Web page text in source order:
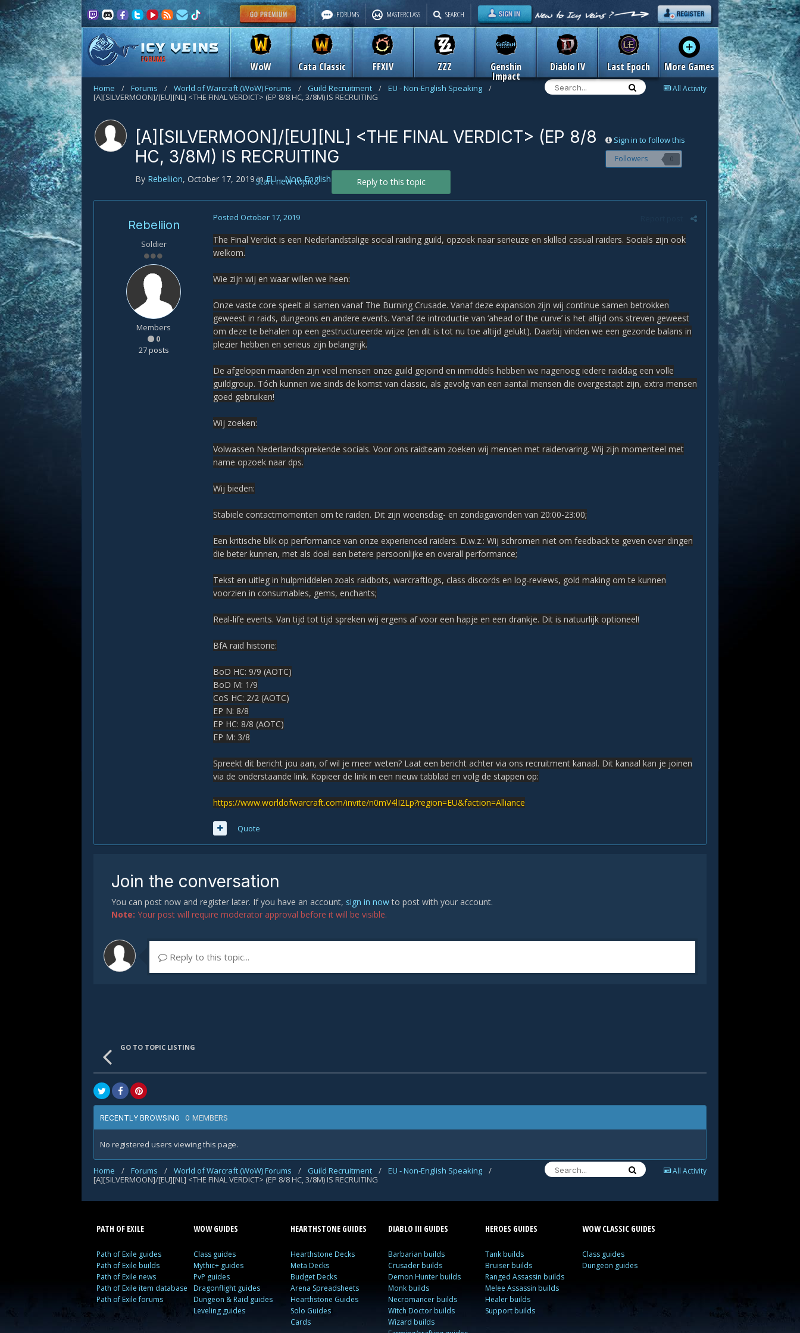
FORUMS
WoW Cata Classic FFXIV ZZZ Genshin
Impact
Diablo IV Last Epoch More Games
FORUMS MASTERCLASS SEARCH
All Activity
Home / Forums / World of Warcraft (WoW) Forums / Guild Recruitment / EU - Non-English Speaking
/
[A][SILVERMOON]/[EU][NL] <THE FINAL VERDICT> (EP 8/8 HC, 3/8M) IS RECRUITING
Sign in to follow this
Followers 0
[A][SILVERMOON]/[EU][NL] <THE FINAL VERDICT> (EP 8/8
HC, 3/8M) IS RECRUITING
By Rebeliion, October 17, 2019inEU - Non-English SpeakingReply to this topic
Start new topic
Rebeliion
Soldier
Members
0
27 posts
Posted October 17, 2019
The Final Verdict is een Nederlandstalige social raiding guild, opzoek naar serieuze en skilled casual raiders. Socials zijn ook
welkom.
Wie zijn wij en waar willen we heen:
Onze vaste core speelt al samen vanaf The Burning Crusade. Vanaf deze expansion zijn wij continue samen betrokken
geweest in raids, dungeons en andere events. Vanaf de introductie van ‘ahead of the curve’ is het altijd ons streven geweest
om deze te behalen op een gestructureerde wijze (en dit is tot nu toe altijd gelukt). Daarbij vinden we een gezonde balans in
plezier hebben en serieus zijn belangrijk.
De afgelopen maanden zijn veel mensen onze guild gejoind en inmiddels hebben we nagenoeg iedere raiddag een volle
guildgroup. Tóch kunnen we sinds de komst van classic, als gevolg van een aantal mensen die overgestapt zijn, extra mensen
goed gebruiken!
Wij zoeken:
Volwassen Nederlandssprekende socials. Voor ons raidteam zoeken wij mensen met raidervaring. Wij zijn momenteel met
name opzoek naar dps.
Wij bieden:
Stabiele contactmomenten om te raiden. Dit zijn woensdag- en zondagavonden van 20:00-23:00;
Een kritische blik op performance van onze experienced raiders. D.w.z.: Wij schromen niet om feedback te geven over dingen
die beter kunnen, met als doel een betere persoonlijke en overall performance;
Tekst en uitleg in hulpmiddelen zoals raidbots, warcraftlogs, class discords en log-reviews, gold making om te kunnen
voorzien in consumables, gems, enchants;
Real-life events. Van tijd tot tijd spreken wij ergens af voor een hapje en een drankje. Dit is natuurlijk optioneel!
BfA raid historie:
BoD HC: 9/9 (AOTC)
BoD M: 1/9
CoS HC: 2/2 (AOTC)
EP N: 8/8
EP HC: 8/8 (AOTC)
EP M: 3/8
Spreekt dit bericht jou aan, of wil je meer weten? Laat een bericht achter via ons recruitment kanaal. Dit kanaal kan je joinen
via de onderstaande link. Kopieer de link in een nieuw tabblad en volg de stappen op:
https://www.worldofwarcraft.com/invite/n0mV4lI2Lp?region=EU&faction=Alliance
Quote
Join the conversation
You can post now and register later. If you have an account, sign in nowto post with your account.
Note: Your post will require moderator approval before it will be visible.
Reply to this topic...
GO TO TOPIC LISTING
RECENTLY BROWSING 0 MEMBERS
No registered users viewing this page.
All Activity
Home / Forums / World of Warcraft (WoW) Forums / Guild Recruitment / EU - Non-English Speaking
/
[A][SILVERMOON]/[EU][NL] <THE FINAL VERDICT> (EP 8/8 HC, 3/8M) IS RECRUITING
PATH OF EXILE
Path of Exile guides
Path of Exile builds
Path of Exile news
Path of Exile item database
Path of Exile forums
WOW GUIDES
Class guides
Mythic+ guides
PvP guides
Dragonflight guides
Dungeon & Raid guides
Leveling guides
HEARTHSTONE GUIDES
Hearthstone Decks
Meta Decks
Budget Decks
Arena Spreadsheets
Hearthstone Guides
Solo Guides
Cards
DIABLO III GUIDES
Barbarian builds
Crusader builds
Demon Hunter builds
Monk builds
Necromancer builds
Witch Doctor builds
Wizard builds
HEROES GUIDES
Tank builds
Bruiser builds
Ranged Assassin builds
Melee Assassin builds
Healer builds
Support builds
WOW CLASSIC GUIDES
Class guides
Dungeon guides